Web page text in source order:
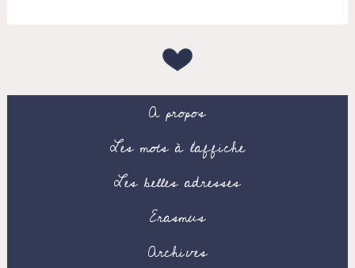
A propos
Les mots à l’affiche
Les belles adresses
Erasmus
Archives